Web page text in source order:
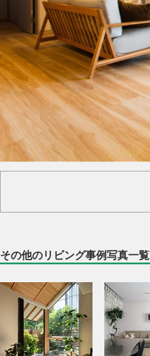
その他のリビング事例写真一覧